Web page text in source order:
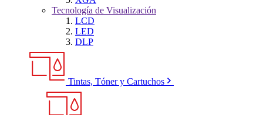
Tecnología de Visualización
LCD
LED
DLP
Tintas, Tóner y Cartuchos